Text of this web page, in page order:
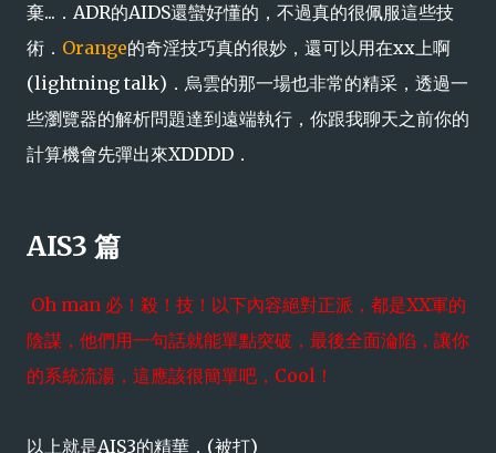
棄...．ADR的AIDS還蠻好懂的，不過真的很佩服這些技
術． Orange的奇淫技巧真的很妙，還可以用在xx上啊
(lightning talk)．烏雲的那一場也非常的精采，透過一
些瀏覽器的解析問題達到遠端執行，你跟我聊天之前你的
計算機會先彈出來XDDDD．
AIS3 篇
Oh man 必！殺！技！以下內容絕對正派，都是XX軍的
陰謀，他們用一句話就能單點突破，最後全面淪陷，讓你
的系統流湯，這應該很簡單吧，Cool！
以上就是AIS3的精華．(被打)